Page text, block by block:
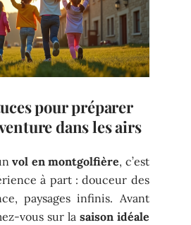
pour préparer
dans les airs
vol en montgolfière, c’est
à part : douceur des
paysages infinis. Avant
vous sur la saison idéale